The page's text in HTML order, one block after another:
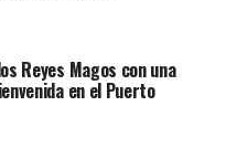
Reyes Magos con una
en el Puerto